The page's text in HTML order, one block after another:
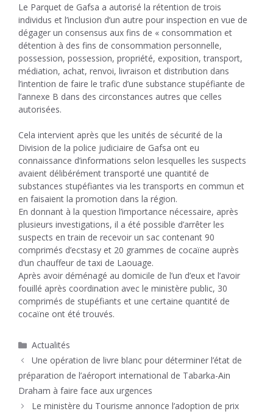
Le Parquet de Gafsa a autorisé la rétention de trois
individus et l’inclusion d’un autre pour inspection en vue de
dégager un consensus aux fins de « consommation et
détention à des fins de consommation personnelle,
possession, possession, propriété, exposition, transport,
médiation, achat, renvoi, livraison et distribution dans
l’intention de faire le trafic d’une substance stupéfiante de
l’annexe B dans des circonstances autres que celles
autorisées.
Cela intervient après que les unités de sécurité de la
Division de la police judiciaire de Gafsa ont eu
connaissance d’informations selon lesquelles les suspects
avaient délibérément transporté une quantité de
substances stupéfiantes via les transports en commun et
en faisaient la promotion dans la région.
En donnant à la question l’importance nécessaire, après
plusieurs investigations, il a été possible d’arrêter les
suspects en train de recevoir un sac contenant 90
comprimés d’ecstasy et 20 grammes de cocaïne auprès
d’un chauffeur de taxi de Laouage.
Après avoir déménagé au domicile de l’un d’eux et l’avoir
fouillé après coordination avec le ministère public, 30
comprimés de stupéfiants et une certaine quantité de
cocaïne ont été trouvés.
Catégories
Actualités
Une opération de livre blanc pour déterminer l’état de
préparation de l’aéroport international de Tabarka-Ain
Draham à faire face aux urgences
Le ministère du Tourisme annonce l’adoption de prix